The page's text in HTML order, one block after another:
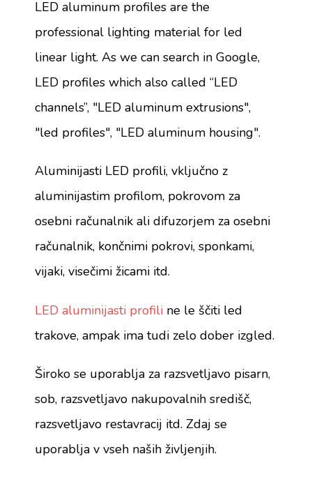
LED aluminum profiles are the
professional lighting material for led
linear light. As we can search in Google,
LED profiles which also called “LED
channels”, "LED aluminum extrusions",
"led profiles", "LED aluminum housing".
Aluminijasti LED profili, vključno z
aluminijastim profilom, pokrovom za
osebni računalnik ali difuzorjem za osebni
računalnik, končnimi pokrovi, sponkami,
vijaki, visečimi žicami itd.
LED aluminijasti profili ne le ščiti led
trakove, ampak ima tudi zelo dober izgled.
Široko se uporablja za razsvetljavo pisarn,
sob, razsvetljavo nakupovalnih središč,
razsvetljavo restavracij itd. Zdaj se
uporablja v vseh naših življenjih.